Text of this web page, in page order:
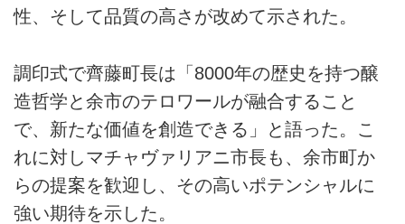
性、そして品質の高さが改めて示された。
調印式で齊藤町長は「8000年の歴史を持つ醸
造哲学と余市のテロワールが融合すること
で、新たな価値を創造できる」と語った。こ
れに対しマチャヴァリアニ市長も、余市町か
らの提案を歓迎し、その高いポテンシャルに
強い期待を示した。